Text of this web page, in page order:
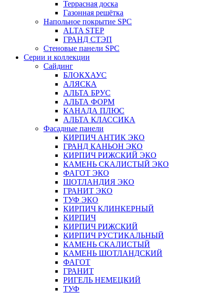
Террасная доска
Газонная решётка
Напольное покрытие SPC
ALTA STEP
ГРАНД СТЭП
Стеновые панели SPC
Серии и коллекции
Сайдинг
БЛОКХАУС
АЛЯСКА
АЛЬТА БРУС
АЛЬТА ФОРМ
КАНАДА ПЛЮС
АЛЬТА КЛАССИКА
Фасадные панели
КИРПИЧ АНТИК ЭКО
ГРАНД КАНЬОН ЭКО
КИРПИЧ РИЖСКИЙ ЭКО
КАМЕНЬ СКАЛИСТЫЙ ЭКО
ФАГОТ ЭКО
ШОТЛАНДИЯ ЭКО
ГРАНИТ ЭКО
ТУФ ЭКО
КИРПИЧ КЛИНКЕРНЫЙ
КИРПИЧ
КИРПИЧ РИЖСКИЙ
КИРПИЧ РУСТИКАЛЬНЫЙ
КАМЕНЬ СКАЛИСТЫЙ
КАМЕНЬ ШОТЛАНДСКИЙ
ФАГОТ
ГРАНИТ
РИГЕЛЬ НЕМЕЦКИЙ
ТУФ